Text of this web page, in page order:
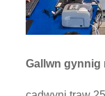
Gallwn gynnig